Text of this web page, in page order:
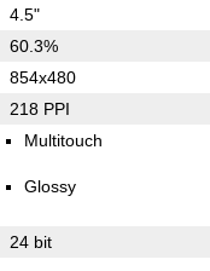
4.5"
60.3%
854x480
218 PPI
Multitouch
Glossy
24 bit